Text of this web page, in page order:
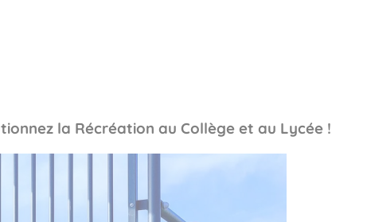
sportifs
la Récréation au Collège et au Lycée !